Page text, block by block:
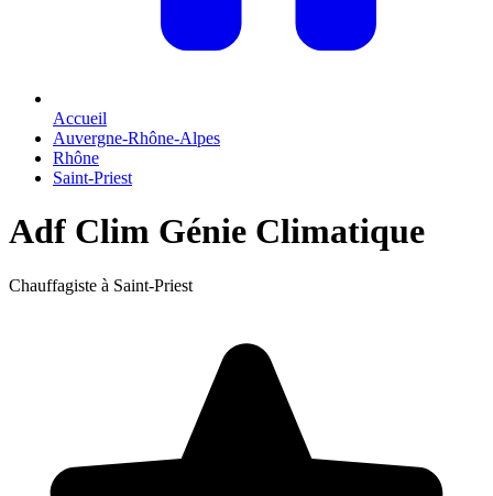
Accueil
Auvergne-Rhône-Alpes
Rhône
Saint-Priest
Adf Clim Génie Climatique
Chauffagiste à Saint-Priest